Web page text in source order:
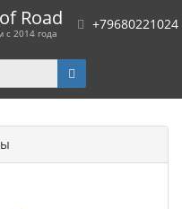
Road
с 2014 года
+79680221024